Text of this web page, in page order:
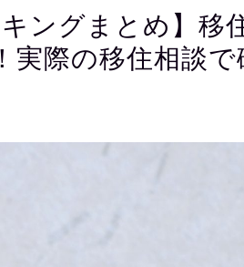
ングまとめ】移
実際の移住相談で